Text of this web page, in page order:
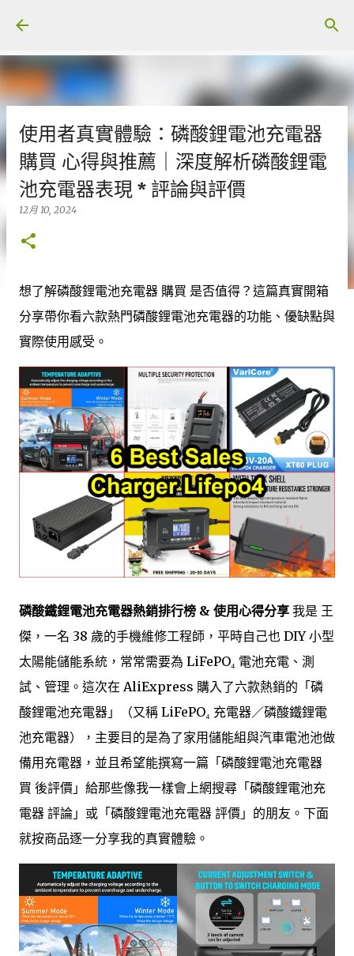
使用者真實體驗：磷酸鋰電池充電器
購買 心得與推薦｜深度解析磷酸鋰電
池充電器表現 * 評論與評價
12月 10, 2024
想了解磷酸鋰電池充電器 購買 是否值得？這篇真實開箱
分享帶你看六款熱門磷酸鋰電池充電器的功能、優缺點與
實際使用感受。
磷酸鐵鋰電池充電器熱銷排行榜 & 使用心得分享 我是 王
傑，一名 38 歲的手機維修工程師，平時自己也 DIY 小型
太陽能儲能系統，常常需要為 LiFePO₄ 電池充電、測
試、管理。這次在 AliExpress 購入了六款熱銷的「磷
酸鋰電池充電器」（又稱 LiFePO₄ 充電器／磷酸鐵鋰電
池充電器），主要目的是為了家用儲能組與汽車電池池做
備用充電器，並且希望能撰寫一篇「磷酸鋰電池充電器
買 後評價」給那些像我一樣會上網搜尋「磷酸鋰電池充
電器 評論」或「磷酸鋰電池充電器 評價」的朋友。下面
就按商品逐一分享我的真實體驗。